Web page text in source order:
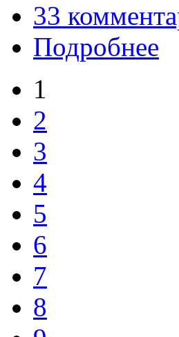
33
Подробнее
1
2
3
4
5
6
7
8